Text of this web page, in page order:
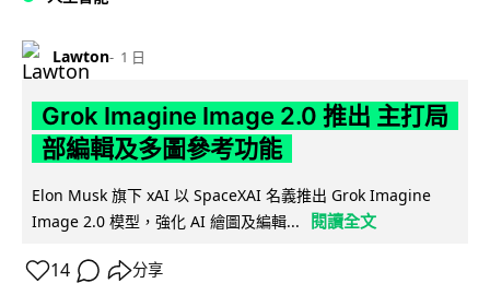
Lawton 1 日
Grok Imagine Image 2.0 推出 主打局
部編輯及多圖參考功能
Elon Musk 旗下 xAI 以 SpaceXAI 名義推出 Grok Imagine
Image 2.0 模型，強化 AI 繪圖及編輯...
閱讀全文
14 分享